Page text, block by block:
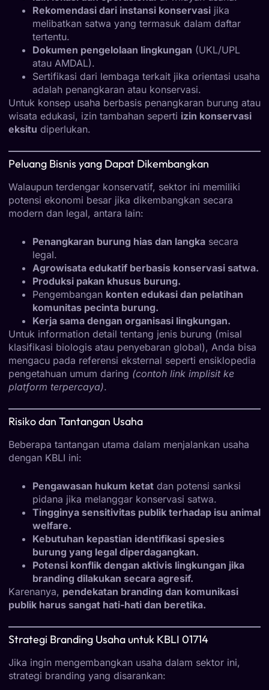
Rekomendasi dari instansi konservasi jika
melibatkan satwa yang termasuk dalam daftar
tertentu.
Dokumen pengelolaan lingkungan (UKL/UPL
atau AMDAL).
Sertifikasi dari lembaga terkait jika orientasi usaha
adalah penangkaran atau konservasi.
Untuk konsep usaha berbasis penangkaran burung atau
wisata edukasi, izin tambahan seperti izin konservasi
eksitu diperlukan.
Peluang Bisnis yang Dapat Dikembangkan
Walaupun terdengar konservatif, sektor ini memiliki
potensi ekonomi besar jika dikembangkan secara
modern dan legal, antara lain:
Penangkaran burung hias dan langka secara
legal.
Agrowisata edukatif berbasis konservasi satwa.
Produksi pakan khusus burung.
Pengembangan konten edukasi dan pelatihan
komunitas pecinta burung.
Kerja sama dengan organisasi lingkungan.
Untuk information detail tentang jenis burung (misal
klasifikasi biologis atau penyebaran global), Anda bisa
mengacu pada referensi eksternal seperti ensiklopedia
pengetahuan umum daring (contoh link implisit ke
platform terpercaya).
Risiko dan Tantangan Usaha
Beberapa tantangan utama dalam menjalankan usaha
dengan KBLI ini:
Pengawasan hukum ketat dan potensi sanksi
pidana jika melanggar konservasi satwa.
Tingginya sensitivitas publik terhadap isu animal
welfare.
Kebutuhan kepastian identifikasi spesies
burung yang legal diperdagangkan.
Potensi konflik dengan aktivis lingkungan jika
branding dilakukan secara agresif.
Karenanya, pendekatan branding dan komunikasi
publik harus sangat hati-hati dan beretika.
Strategi Branding Usaha untuk KBLI 01714
Jika ingin mengembangkan usaha dalam sektor ini,
strategi branding yang disarankan: